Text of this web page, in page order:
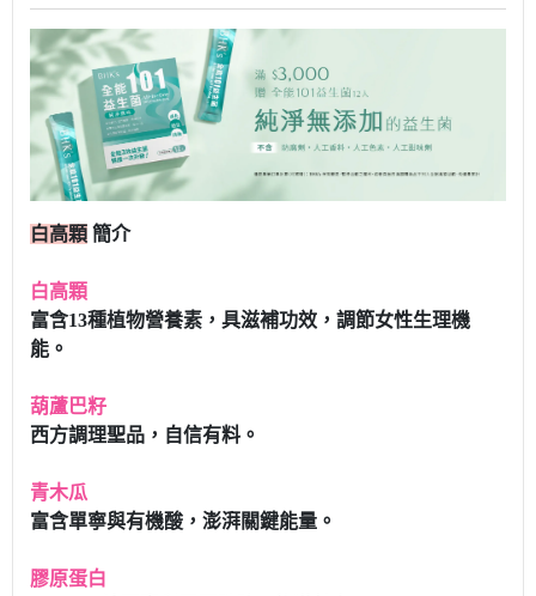
白高顆 簡介
白高顆
富含13種植物營養素，具滋補功效，調節女性生理機
能。
葫蘆巴籽
西方調理聖品，自信有料。
青木瓜
富含單寧與有機酸，澎湃關鍵能量。
膠原蛋白